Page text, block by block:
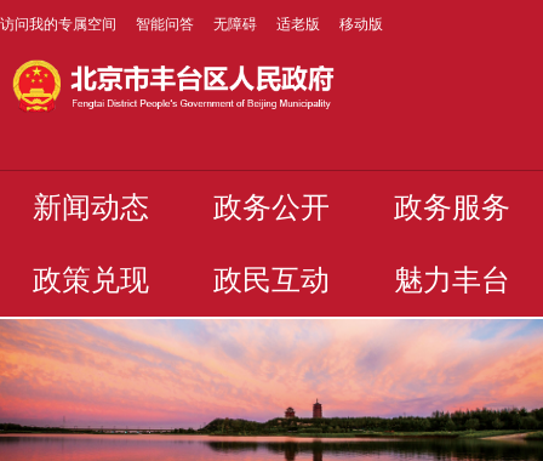
访问我的专属空间 智能问答 无障碍 适老版 移动版
新闻动态 政务公开 政务服务
政策兑现 政民互动 魅力丰台